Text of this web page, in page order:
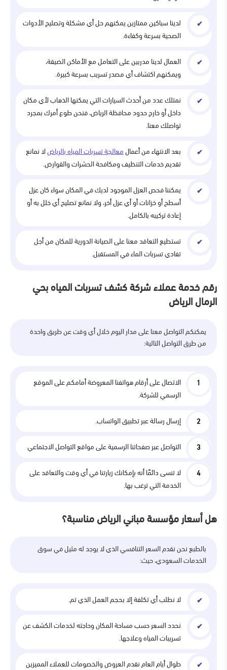
لدينا سباكين ممتازين يمكنهم حل أي مشكلة وتصليح الأدوات
الصحية بسرعة وكفاءة.
العمال لدينا مدربين على التعامل مع الأماكن الضيقة،
ويمكنهم اكتشاف أي مصدر تسريب بسرعة كبيرة.
نمتلك عدد من أحدث السيارات التي يمكنها الذهاب لأي مكان
داخل أو خارج حدود محافظة الرياض، فنحن طوع أمرك بمجرد
تواصلك معنا.
بعد الانتهاء من أعمالمعالجة تسربات المياه بالرياضلا نمانع
تقديم خدمات التنظيف ومكافحة الحشرات والقوارض.
يمكننا فحص العزل الموجود لديك في المكان سواء كان عزل
أسطح أو خزانات أو أي عزل أخر، ولا نمانع تصليح أي خلل به أو
إعادة تركيبه بالكامل.
تستطيع التعاقد معنا على الصيانة الدورية للمكان من أجل
تفادي تسربات الماء في المستقبل.
رقم خدمة عملاء شركة كشف تسربات المياه بحي
الرمال الرياض
يمكنكم التواصل معنا على مدار اليوم خلال أي وقت عن طريق واحدة
من طرق التواصل التالية:
الاتصال على أرقام هواتفنا المعروضة أمامكم على الموقع
الرسمي للشركة.
إرسال رسالة عبر تطبيق الواتساب.
التواصل عبر صفحاتنا الرسمية على مواقع التواصل الاجتماعي
لا تنسى دائمًا أنه بإمكانك زيارتنا في أي وقت والتعاقد على
الخدمة التي ترغب بها.
هل أسعار مؤسسة مباني الرياض مناسبة؟
بالطبع نحن نقدم السعر التنافسي الذي لا يوجد له مثيل في سوق
الخدمات السعودي، حيث:
لا نطلب أي تكلفة إلا بحجم العمل الذي تم.
نحدد السعر حسب مساحة المكان وحاجته لخدمات الكشف عن
تسريبات المياه وعلاجها.
طوال أيام العام نقدم العروض والخصومات للعملاء المميزين